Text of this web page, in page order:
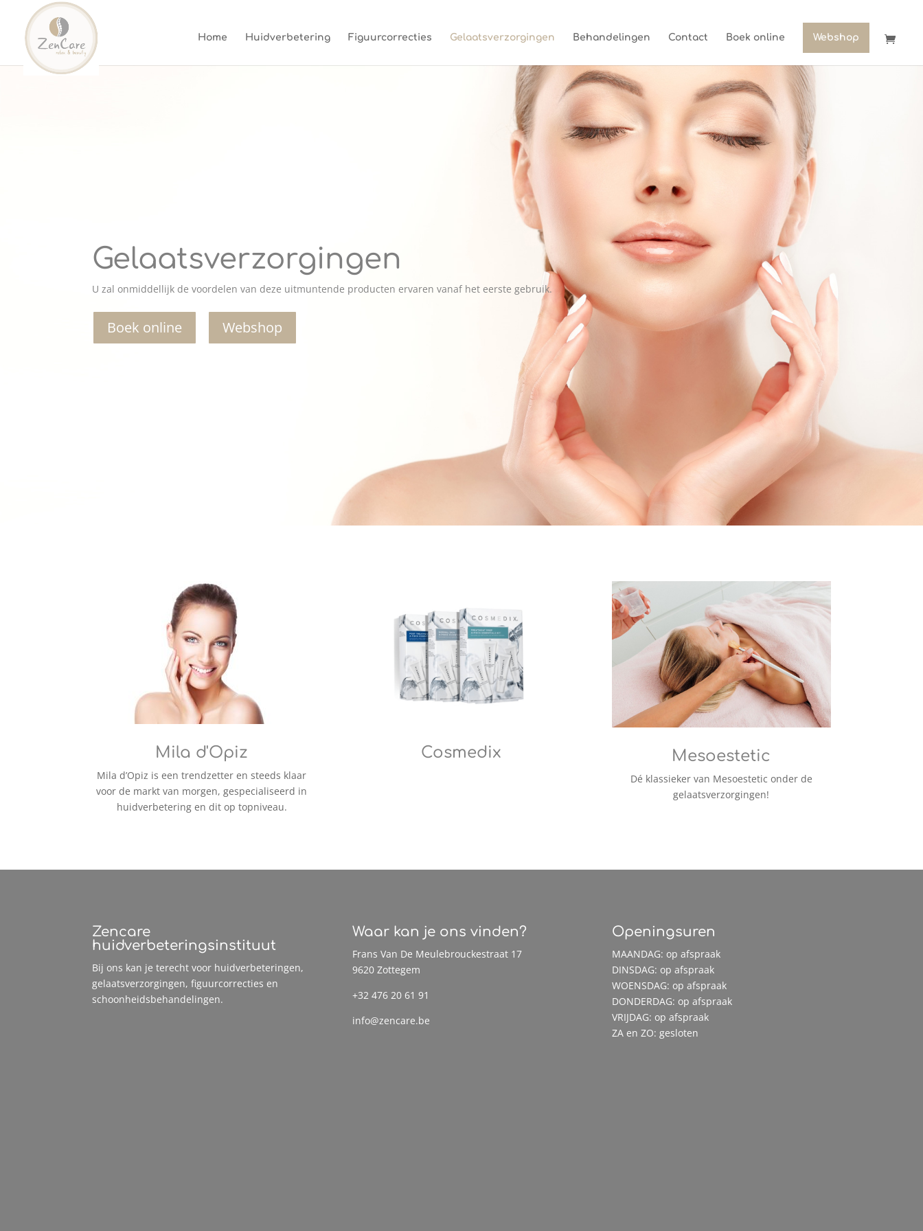
Home Huidverbetering Figuurcorrecties Gelaatsverzorgingen Behandelingen Contact Boek online Webshop
Gelaatsverzorgingen
U zal onmiddellijk de voordelen van deze uitmuntende producten ervaren vanaf het eerste gebruik.
Boek online Webshop
Mila d'Opiz
Mila d’Opiz is een trendzetter en steeds klaar
voor de markt van morgen, gespecialiseerd in
huidverbetering en dit op topniveau.
Cosmedix Mesoestetic
Dé klassieker van Mesoestetic onder de
gelaatsverzorgingen!
Zencare
huidverbeteringsinstituut
Bij ons kan je terecht voor huidverbeteringen,
gelaatsverzorgingen, figuurcorrecties en
schoonheidsbehandelingen.
Waar kan je ons vinden?
Frans Van De Meulebrouckestraat 17
9620 Zottegem
+32 476 20 61 91
info@zencare.be
Openingsuren
MAANDAG: op afspraak
DINSDAG: op afspraak
WOENSDAG: op afspraak
DONDERDAG: op afspraak
VRIJDAG: op afspraak
ZA en ZO: gesloten